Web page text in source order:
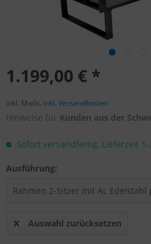
1.199,00 € *
inkl. MwSt. inkl. Versandkosten
Hinweise für Kunden aus der
Sofort versandfertig, Lieferzeit 1-
Ausführung:
Auswahl zurücksetzen